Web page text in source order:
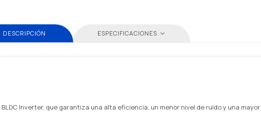
DESCRIPCIÓN ESPECIFICACIONES
Inverter, que garantiza una alta eficiencia, un menor nivel de ruido y una mayor